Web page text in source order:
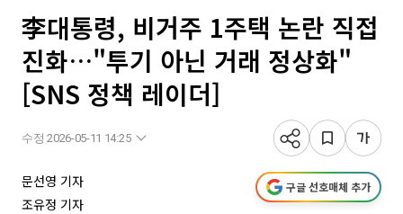
李대통령, 비거주 1주택 논란 직접
진화…"투기 아닌 거래 정상화"
[SNS 정책 레이더]
수정 2026-05-11 14:25
문선영 기자
조유정 기자
구글 선호매체 추가